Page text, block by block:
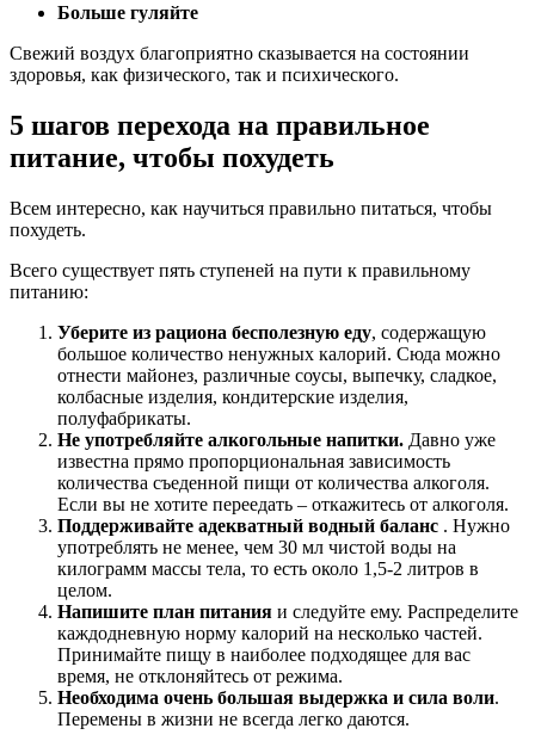
Больше гуляйте
Свежий воздух благоприятно сказывается на состоянии
здоровья, как физического, так и психического.
5 шагов перехода на правильное
питание, чтобы похудеть
Всем интересно, как научиться правильно питаться, чтобы
похудеть.
Всего существует пять ступеней на пути к правильному
питанию:
Уберите из рациона бесполезную еду, содержащую
большое количество ненужных калорий. Сюда можно
отнести майонез, различные соусы, выпечку, сладкое,
колбасные изделия, кондитерские изделия,
полуфабрикаты.
Не употребляйте алкогольные напитки. Давно уже
известна прямо пропорциональная зависимость
количества съеденной пищи от количества алкоголя.
Если вы не хотите переедать – откажитесь от алкоголя.
Поддерживайте адекватный водный баланс . Нужно
употреблять не менее, чем 30 мл чистой воды на
килограмм массы тела, то есть около 1,5-2 литров в
целом.
Напишите план питания и следуйте ему. Распределите
каждодневную норму калорий на несколько частей.
Принимайте пищу в наиболее подходящее для вас
время, не отклоняйтесь от режима.
Необходима очень большая выдержка и сила воли.
Перемены в жизни не всегда легко даются.